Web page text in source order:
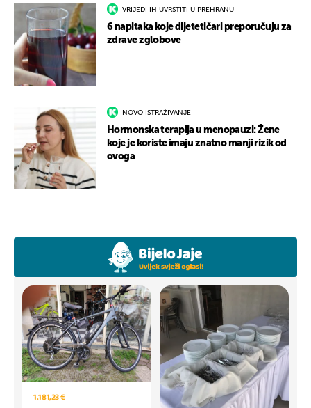
VRIJEDI IH UVRSTITI U PREHRANU
6 napitaka koje dijetetičari preporučuju za
zdrave zglobove
NOVO ISTRAŽIVANJE
Hormonska terapija u menopauzi: Žene
koje je koriste imaju znatno manji rizik od
ovoga
1.181,23 €